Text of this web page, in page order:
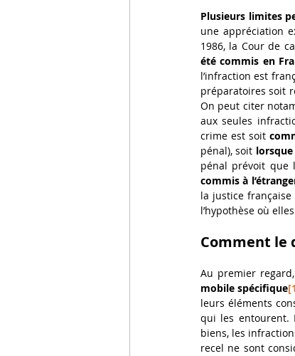
Plusieurs limites
une appréciation
1986, la Cour de
été commis en
l’infraction est
préparatoires soit
On peut citer
aux seules
crime est soit
pénal), soit
pénal prévoit que
commis à
la justice
l’hypothèse où
Comment le
Au premier
mobile spécifique
leurs éléments
qui les entourent.
biens, les
recel ne sont